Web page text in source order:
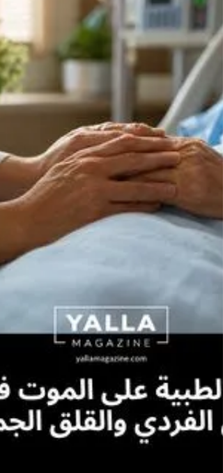
على الفرق بين رد الفعل والاستعداد. فقد تبدو
بعض القرارات المالية عادية أو غير ملحّة في
لحظة اتخاذها، لكنها تصبح حاسمة عندما تتغير
الظروف: مرض، توقف عن العمل، وفاة، أزمة
عائلية، أو تعثر في مشروع. في هذه اللحظات
تحديداً، يمكن لغياب الحماية أن يحوّل الظرف
الصعب إلى